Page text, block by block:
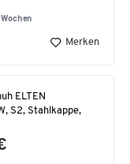
Merken
ELTEN
S2, Stahlkappe,